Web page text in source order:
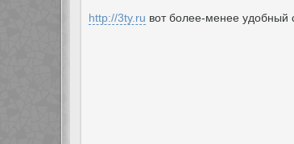
http://3ty.ru вот более-менее удобный